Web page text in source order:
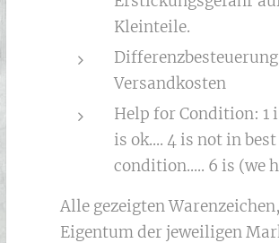
Kleinteile.
Versandkosten
Help for Condition: 1
is ok.... 4 is not in
condition..... 6 is (we
Alle gezeigten
Eigentum der jeweiligen